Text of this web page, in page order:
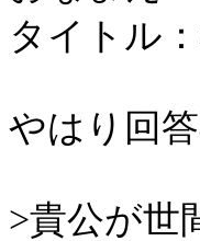
タイトル
やはり回答
>貴公が世